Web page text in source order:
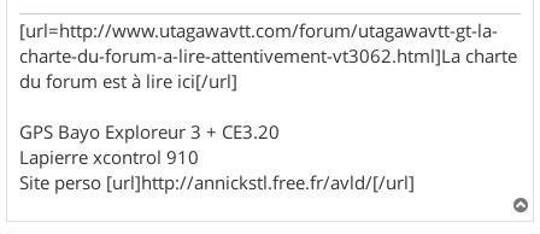
[url=http://www.utagawavtt.com/forum/utagawavtt-gt-la-
charte-du-forum-a-lire-attentivement-vt3062.html]La charte
du forum est à lire ici[/url]
GPS Bayo Exploreur 3 + CE3.20
Lapierre xcontrol 910
Site perso [url]http://annickstl.free.fr/avld/[/url]
a